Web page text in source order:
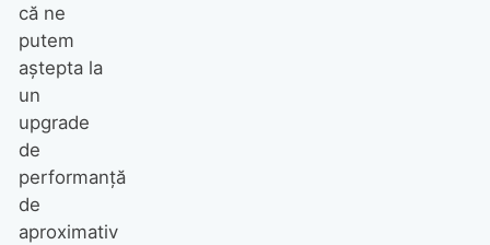
că ne
putem
aștepta la
un
upgrade
de
performanță
de
aproximativ